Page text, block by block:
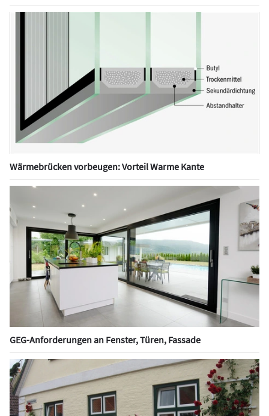
Wärmebrücken vorbeugen: Vorteil Warme Kante
GEG-Anforderungen an Fenster, Türen, Fassade